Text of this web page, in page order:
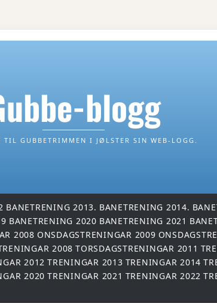
blogg
TIL GUBBETRIMMEN I JØLSTER SIN WEB-LOGG.
BANETRENING 2013. BANETRENING 2014.
BANETRENING 2020 BANETRENING 2021
2008 ONSDAGSTRENINGAR 2009
2008 TORSDAGSTRENINGAR 2011
2012 TRENINGAR 2013 TRENINGAR 2014
2020 TRENINGAR 2021 TRENINGAR 2022